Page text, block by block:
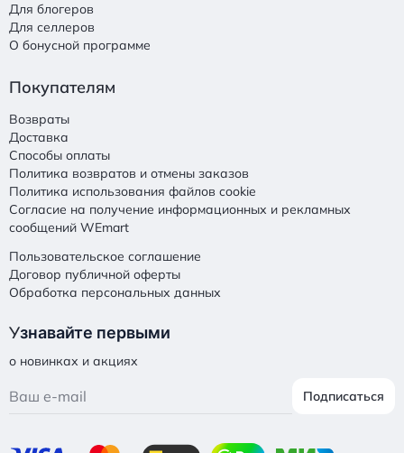
Для блогеров
Для селлеров
О бонусной программе
Покупателям
Возвраты
Доставка
Способы оплаты
Политика возвратов и отмены заказов
Политика использования файлов cookie
Согласие на получение информационных и рекламных
сообщений WEmart
Пользовательское соглашение
Договор публичной оферты
Обработка персональных данных
Узнавайте первыми
о новинках и акциях
Подписаться